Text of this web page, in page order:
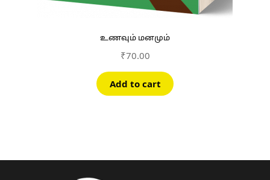
உணவும் மனமும்
₹70.00
Add to cart